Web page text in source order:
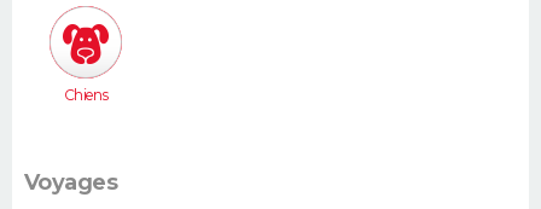
Chiens
Voyages